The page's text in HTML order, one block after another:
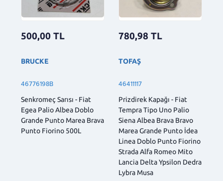
500,00 TL
BRUCKE
46776198B
Senkromeç Sarısı - Fiat
Egea Palio Albea Doblo
Grande Punto Marea Brava
Punto Fiorino 500L
780,98 TL
TOFAŞ
46411117
Prizdirek Kapağı - Fiat
Tempra Tipo Uno Palio
Siena Albea Brava Bravo
Marea Grande Punto İdea
Linea Doblo Punto Fiorino
Strada Alfa Romeo Mito
Lancia Delta Ypsilon Dedra
Lybra Musa